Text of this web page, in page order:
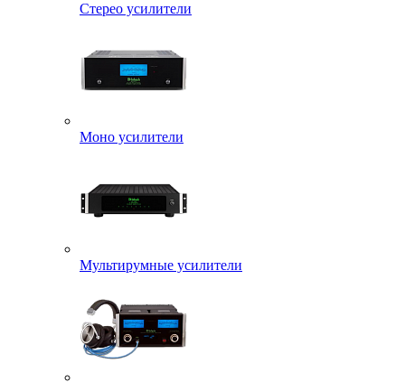
Стерео усилители
Моно усилители
Мультирумные усилители